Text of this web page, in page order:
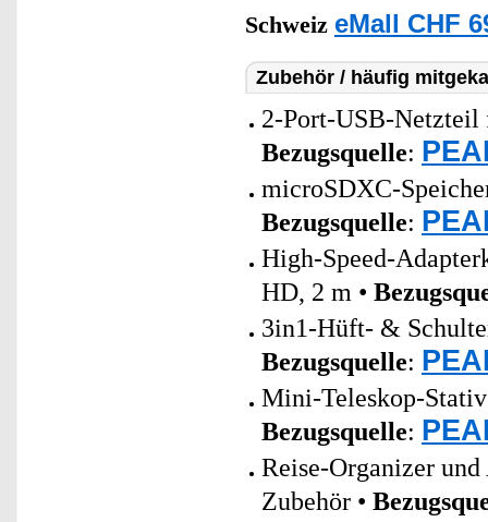
Schweiz eMall CHF
Zubehör / häufig
2-Port-USB-Netzteil
Bezugsquelle:
microSDXC-
Bezugsquelle:
High-Speed-
HD, 2 m •
3in1-Hüft- &
Bezugsquelle:
Mini-Teleskop-
Bezugsquelle:
Reise-Organizer
Zubehör •